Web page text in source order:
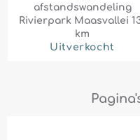
afstandswandeling
Rivierpark Maasvallei
km
Uitverkocht